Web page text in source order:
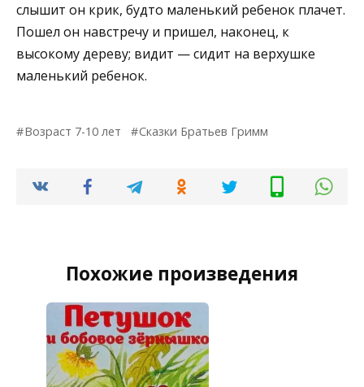
слышит он крик, будто маленький ребенок плачет.
Пошел он навстречу и пришел, наконец, к
высокому дереву; видит — сидит на верхушке
маленький ребенок.
Возраст 7-10 лет Сказки Братьев Гримм
Похожие произведения